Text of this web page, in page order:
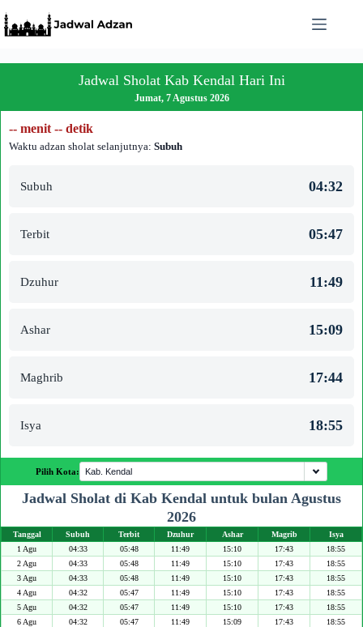
to
content
Jadwal Sholat Kab Kendal Hari Ini
Jumat, 7 Agustus 2026
-- menit -- detik
Waktu adzan sholat selanjutnya: Subuh
Subuh 04:32
Terbit 05:47
Dzuhur 11:49
Ashar 15:09
Maghrib 17:44
Isya 18:55
Pilih Kota:
Jadwal Sholat di Kab Kendal untuk bulan Agustus
2026
Tanggal Subuh Terbit Dzuhur Ashar Magrib
Isya
1 Agu
04:33 05:48 11:49 15:10 17:43
18:55
2 Agu
04:33 05:48 11:49 15:10 17:43
18:55
3 Agu
04:33 05:48 11:49 15:10 17:43
18:55
4 Agu
04:32 05:47 11:49 15:10 17:43
18:55
5 Agu
04:32 05:47 11:49 15:10 17:43
18:55
6 Agu
04:32 05:47 11:49 15:09 17:43
18:55